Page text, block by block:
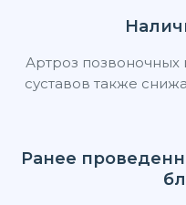
Артроз
суставов также
Ранее